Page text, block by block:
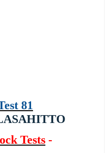
81
Tests -